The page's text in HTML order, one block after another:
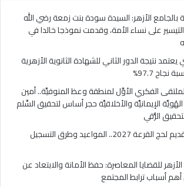
بالجامع الأزهر: السيدة سودة بنت زمعة رضي الله
على نساء الأمة، وقدمت نموذجا خالدا في
نتيجة الدور الثاني للشهادة الثانوية الأزهرية
97.7%
الفكري الأوَّل لمنطقة وعظ المنوفيَّة.. أمين
الإيمانيَّة والأخلاقيَّة حجر أساس لتحقيق السِّلم
الرُّقي
الداخلية تفتح باب التقديم لحج القرعة 2027.. المواعيد وطرق التسجيل
للقضايا المعاصرة: حفظ الأمانة والابتعاد عن
أسباب ترابط المجتمع